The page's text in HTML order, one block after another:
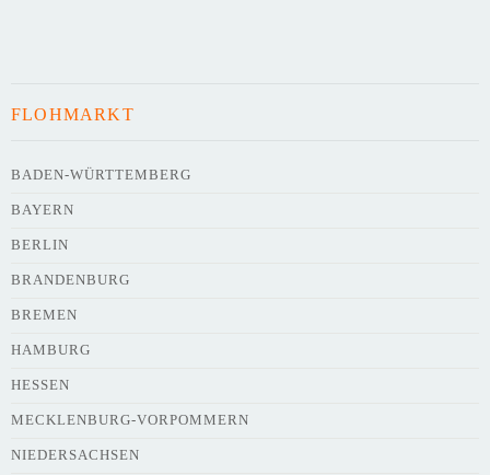
Webseite
FLOHMARKT
BADEN-WÜRTTEMBERG
BAYERN
BERLIN
BRANDENBURG
BREMEN
HAMBURG
HESSEN
MECKLENBURG-VORPOMMERN
NIEDERSACHSEN